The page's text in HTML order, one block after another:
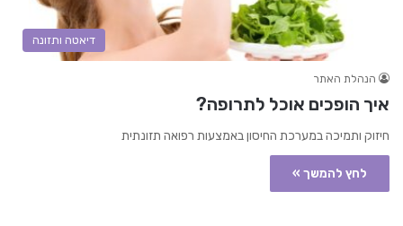
דיאטה ותזונה
הנהלת האתר
איך הופכים אוכל לתרופה?
חיזוק ותמיכה במערכת החיסון באמצעות רפואה תזונתית
לחץ להמשך »